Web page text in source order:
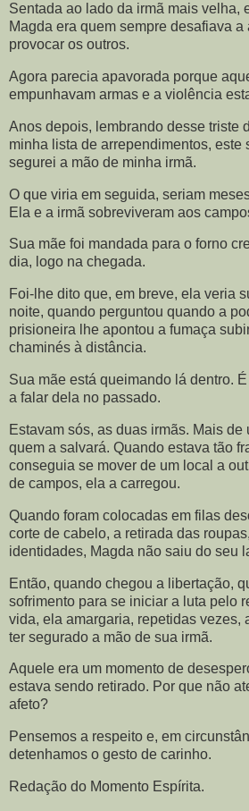
Sentada ao lado da irmã mais velha,
Magda era quem sempre desafiava
provocar os outros.
Agora parecia apavorada porque
empunhavam armas e a violência
Anos depois, lembrando desse triste
minha lista de arrependimentos, este
segurei a mão de minha irmã.
O que viria em seguida, seriam
Ela e a irmã sobreviveram aos
Sua mãe foi mandada para o forno
dia, logo na chegada.
Foi-lhe dito que, em breve, ela veria
noite, quando perguntou quando a
prisioneira lhe apontou a fumaça
chaminés à distância.
Sua mãe está queimando lá dentro.
a falar dela no passado.
Estavam sós, as duas irmãs. Mais de
quem a salvará. Quando estava tão
conseguia se mover de um local a
de campos, ela a carregou.
Quando foram colocadas em filas
corte de cabelo, a retirada das
identidades, Magda não saiu do seu
Então, quando chegou a libertação,
sofrimento para se iniciar a luta pelo
vida, ela amargaria, repetidas vezes,
ter segurado a mão de sua irmã.
Aquele era um momento de
estava sendo retirado. Por que não
afeto?
Pensemos a respeito e, em
detenhamos o gesto de carinho.
Redação do Momento Espírita.